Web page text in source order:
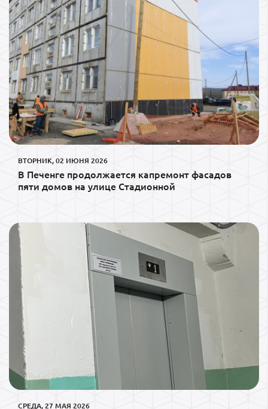
ВТОРНИК, 02 ИЮНЯ 2026
В Печенге продолжается капремонт фасадов
пяти домов на улице Стадионной
СРЕДА, 27 МАЯ 2026